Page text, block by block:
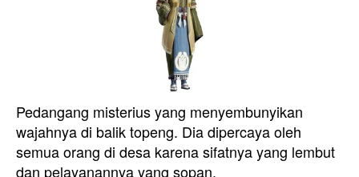
Pedangang misterius yang menyembunyikan
wajahnya di balik topeng. Dia dipercaya oleh
semua orang di desa karena sifatnya yang lembut
dan pelayanannya yang sopan.